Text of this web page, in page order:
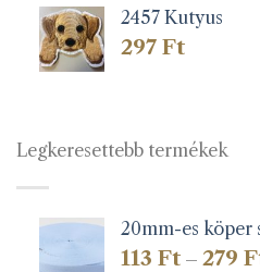
2457 Kutyus
297 Ft
Legkeresettebb termékek
20mm-es köper
113 Ft – 279